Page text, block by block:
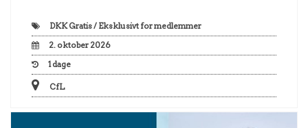
DKKGratis / Eksklusivt for medlemmer
2. oktober 2026
1 dage
CfL